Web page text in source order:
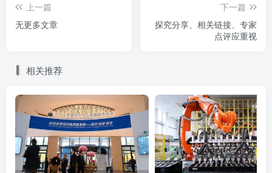
值。
高三的每一次模拟考试都是在为高考做准备，所以无论
高考已经过去三、四年了，你还会去在意高三的某次考试考
了班级倒数/年级倒数吗？一定不会的。
每一次的模拟考都恰恰是你提升自己的机会，当别人在
上一篇
无更多文章
下一篇
探究分享、相关链接、专家
点评应重视
相关推荐